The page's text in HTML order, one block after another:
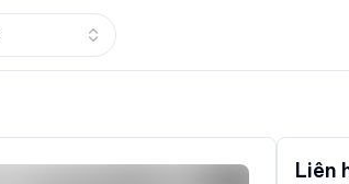
Nhấn để mở danh sách
Liên